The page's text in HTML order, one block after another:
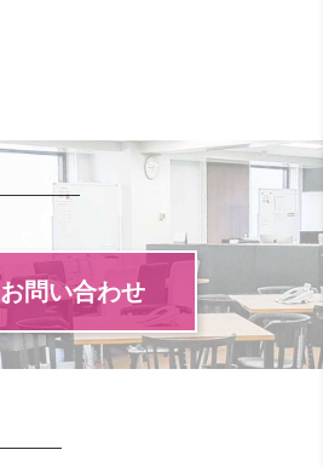
お問い合わせ